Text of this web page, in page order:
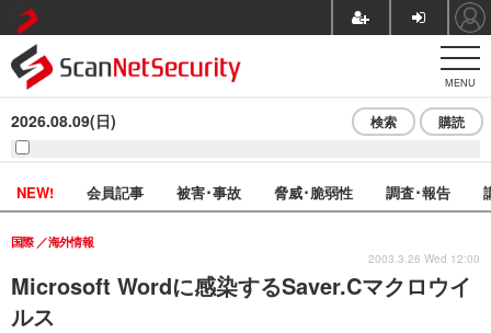
MENU
2026.08.09(日) 検索 購読
NEW! 会員記事 被害･事故 脅威･脆弱性 調査･報告
Microsoft Wordに感染するSaver.Cマクロウイ
ルス
国際 海外情報
2003.3.26 Wed 12:00